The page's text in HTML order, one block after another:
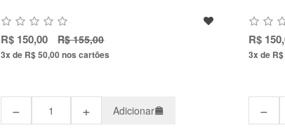
R$ 150,00 R$ 155,00
3x de R$ 50,00nos cartões
− + Adicionar
R$
3x de
−